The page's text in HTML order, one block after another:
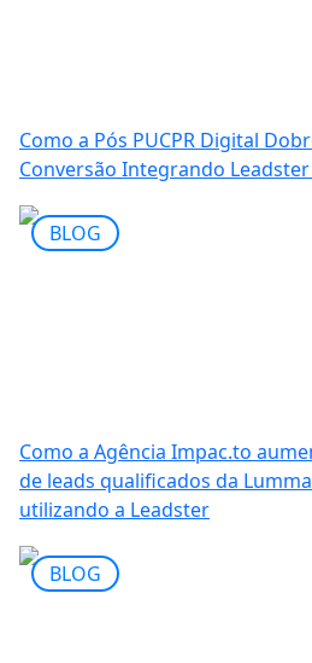
Como a Pós PUCPR Digital
Conversão Integrando
BLOG
Como a Agência Impac.to
de leads qualificados da
utilizando a Leadster
BLOG